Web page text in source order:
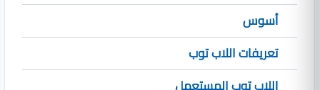
أسوس
تعريفات اللاب توب